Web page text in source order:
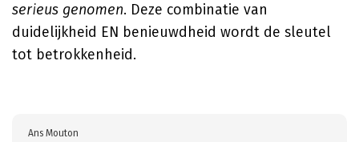
serieus genomen. Deze combinatie van
duidelijkheid EN benieuwdheid wordt de sleutel
tot betrokkenheid.
Ans Mouton